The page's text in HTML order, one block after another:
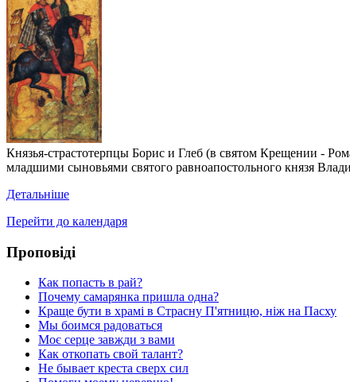
Князья-страстотерпцы Борис и Глеб (в святом Крещении -
младшими сыновьями святого равноапостольного князя
Детальніше
Перейти до календаря
Проповіді
Как попасть в рай?
Почему самарянка пришла одна?
Краще бути в храмі в Страсну П'ятницю, ніж на Пасху
Мы боимся радоваться
Моє серце завжди з вами
Как откопать свой талант?
Не бывает креста сверх сил